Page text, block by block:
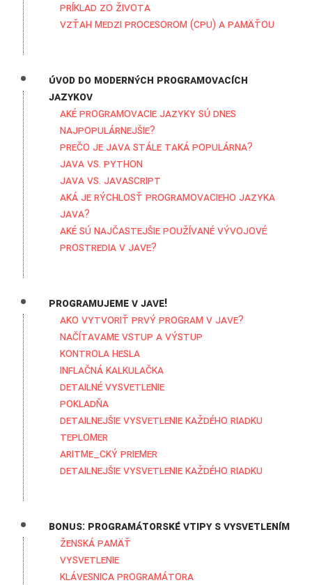
Príklad zo života
Vzťah medzi procesorom (CPU) a pamäťou
Úvod do moderných programovacích
jazykov
Aké programovacie jazyky sú dnes
najpopulárnejšie?
Prečo je Java stále taká populárna?
Java vs. Python
Java vs. Javascript
Aká je rýchlosť programovacieho jazyka
Java?
Aké sú najčastejšie používané vývojové
prostredia v Jave?
Programujeme v Jave!
Ako vytvoriť prvý program v Jave?
Načítavame vstup a výstup
Kontrola hesla
Inflačná kalkulačka
Detailné vysvetlenie
Pokladňa
Detailnejšie vysvetlenie každého riadku
Teplomer
Aritme_cký priemer
Detailnejšie vysvetlenie každého riadku
Bonus: Programátorské vtipy s vysvetlením
Ženská pamäť
Vysvetlenie
Klávesnica programátora